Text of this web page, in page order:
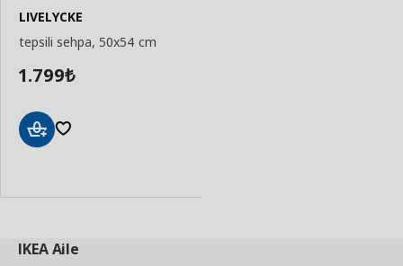
LIVELYCKE
tepsili sehpa, 50x54 cm
1.799₺
IKEAAile